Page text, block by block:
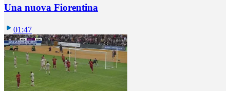
Una nuova Fiorentina
01:47